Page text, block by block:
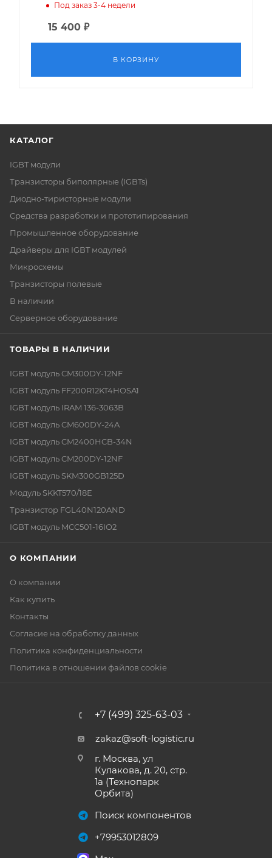
Под заказ 3-4 недели
15 400 ₽
В КОРЗИНУ
КАТАЛОГ
IGBT модули
Транзисторы биполярные (IGBTs)
Диодно-тиристорные модули
Средства разработки и прототипирования
Промышленное оборудование
Драйверы для IGBT модулей
Микросхемы
Транзисторы полевые
В наличии
Серверное оборудование
ТОВАРЫ В НАЛИЧИИ
IGBT модуль CM300DY-12NF
IGBT модуль FF200R12KT4HOSA1
IGBT модуль IRAM 136-3063B
IGBT модуль CM600DY-24A
IGBT модуль CM2400HCB-34N
IGBT модуль CM200DY-12NF
IGBT модуль SKM300GB125D
Модуль SKKT570/18E
Транзистор FGL40N120AND
IGBT модуль MCC501-16IO2
О КОМПАНИИ
О компании
Как купить
Контакты
Согласие на обработку данных
Политика конфиденциальности
Политика в отношении файлов cookie
+7 (499) 325-63-03
zakaz@soft-logistic.ru
г. Москва, ул
Кулакова, д. 20, стр.
1а (Технопарк
Орбита)
Поиск компонентов
+79953012809